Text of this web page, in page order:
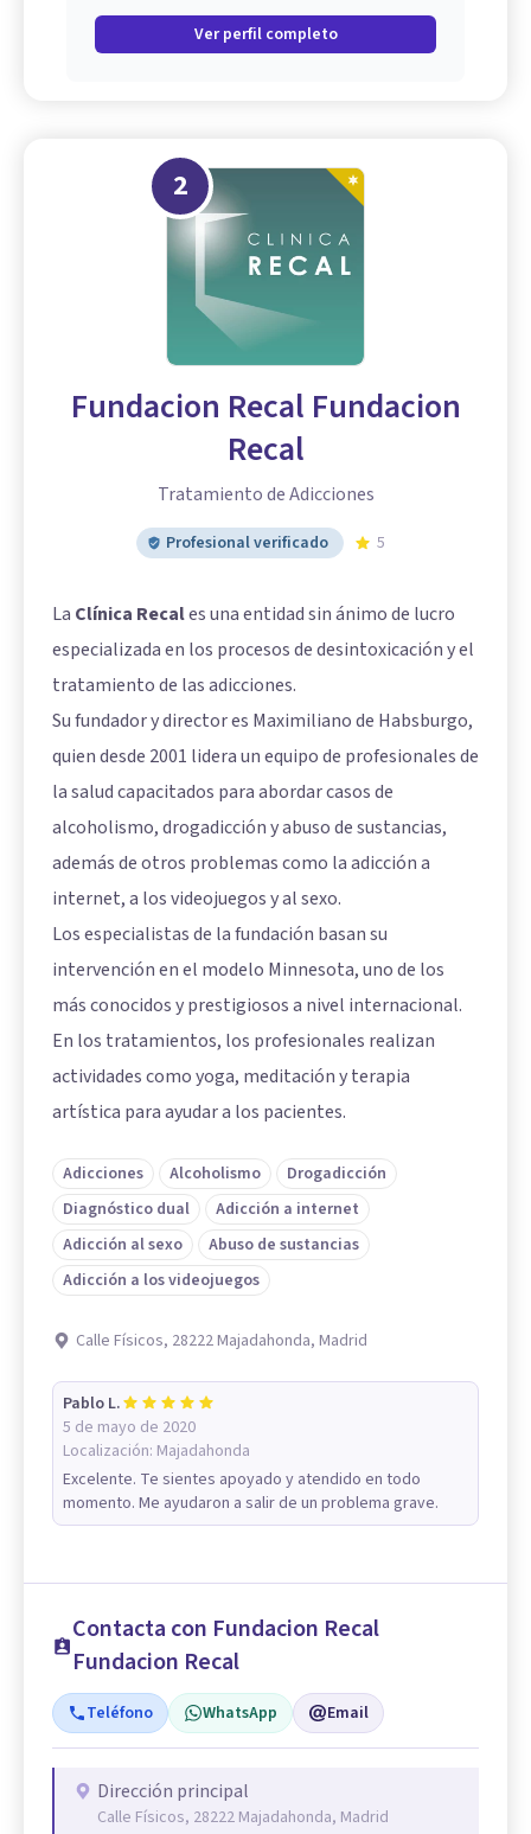
Ver perfil completo
2
Fundacion Recal Fundacion
Recal
Tratamiento de Adicciones
Profesional verificado 5
La Clínica Recales una entidad sin ánimo de lucro
especializada en los procesos de desintoxicación y el
tratamiento de las adicciones.
Su fundador y director es Maximiliano de Habsburgo,
quien desde 2001 lidera un equipo de profesionales de
la salud capacitados para abordar casos de
alcoholismo, drogadicción y abuso de sustancias,
además de otros problemas como la adicción a
internet, a los videojuegos y al sexo.
Los especialistas de la fundación basan su
intervención en el modelo Minnesota, uno de los
más conocidos y prestigiosos a nivel internacional.
En los tratamientos, los profesionales realizan
actividades como yoga, meditación y terapia
artística para ayudar a los pacientes.
Adicciones Alcoholismo
Drogadicción
Diagnóstico dual
Adicción a internet
Adicción al sexo
Abuso de sustancias
Adicción a los videojuegos
Calle Físicos, 28222 Majadahonda, Madrid
Pablo L.
5 de mayo de 2020
Localización: Majadahonda
Excelente. Te sientes apoyado y atendido en todo
momento. Me ayudaron a salir de un problema grave.
Contacta con Fundacion Recal
Fundacion Recal
Teléfono WhatsApp Email
Dirección principal
Calle Físicos, 28222 Majadahonda, Madrid